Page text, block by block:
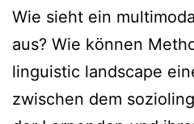
Wie sieht ein
aus? Wie können
linguistic landscape
zwischen dem